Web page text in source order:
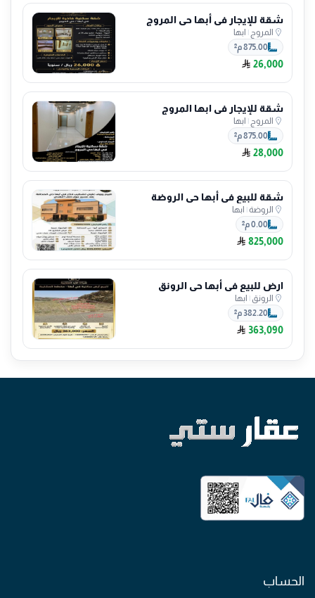
شقة للإيجار في أبها حي المروج
المروج | ابها
875.00 م²
26,000
شقة للإيجار في ابها المروج
المروج | ابها
875.00 م²
28,000
شقة للبيع في أبها حي الروضة
الروضة| ابها
0.00 م²
825,000
ارض للبيع في أبها حي الرونق
الرونق| ابها
382.20 م²
363,090
الحساب